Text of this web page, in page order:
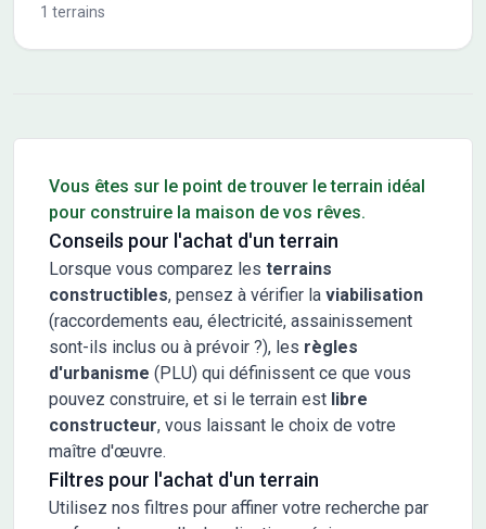
1 terrains
Vous êtes sur le point de trouver le terrain idéal
pour construire la maison de vos rêves.
Conseils pour l'achat d'un terrain
Lorsque vous comparez les terrains
constructibles, pensez à vérifier la viabilisation
(raccordements eau, électricité, assainissement
sont-ils inclus ou à prévoir ?), les règles
d'urbanisme (PLU) qui définissent ce que vous
pouvez construire, et si le terrain est libre
constructeur, vous laissant le choix de votre
maître d'œuvre.
Filtres pour l'achat d'un terrain
Utilisez nos filtres pour affiner votre recherche par